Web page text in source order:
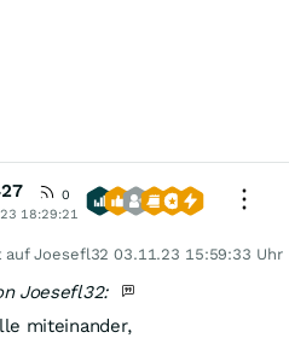
0
18:29:21
auf Joesefl3203.11.23 15:59:33 Uhr
Joesefl32:
miteinander,